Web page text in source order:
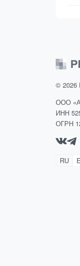
© 2026
ООО
ИНН
ОГРН
RU